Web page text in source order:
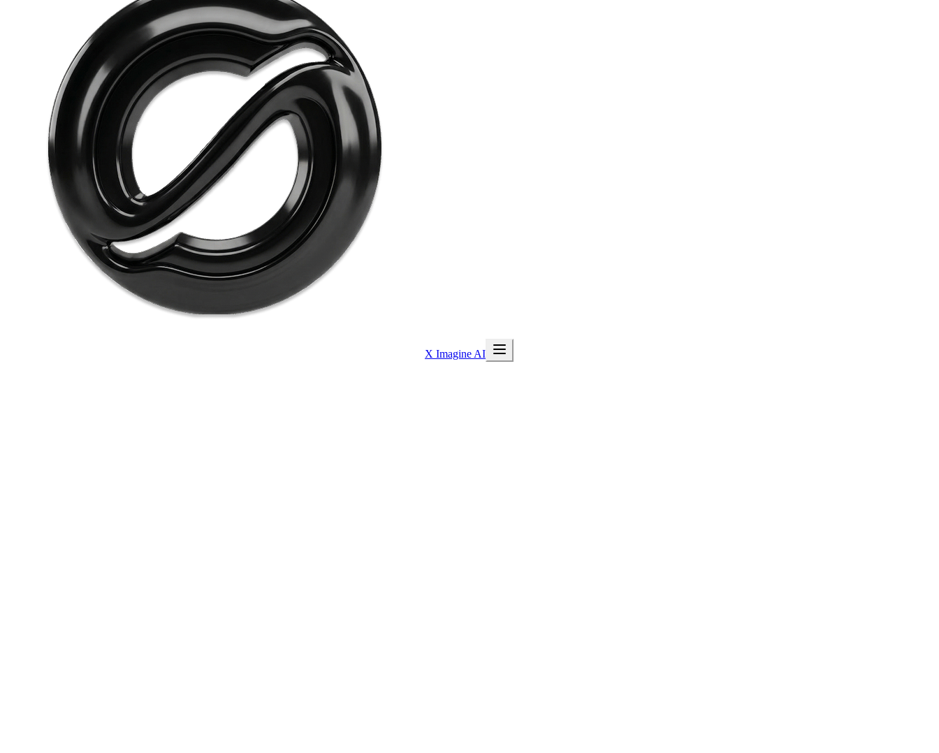
X Imagine AI